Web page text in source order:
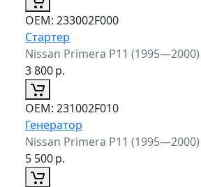
ОЕМ: 233002F000
Стартер
Nissan Primera P11 (1995—2000)
3 800р.
ОЕМ: 231002F010
Генератор
Nissan Primera P11 (1995—2000)
5 500р.